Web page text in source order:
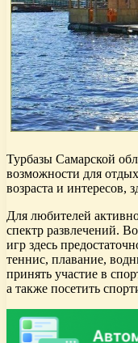
Турбазы Самарской
возможности для
возраста и интересов,
Для любителей
спектр развлечений.
игр здесь
теннис, плавание,
принять участие в
а также посетить